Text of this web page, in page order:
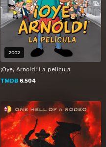
¡Oye, Arnold! La película
TMDB 6.504
2002